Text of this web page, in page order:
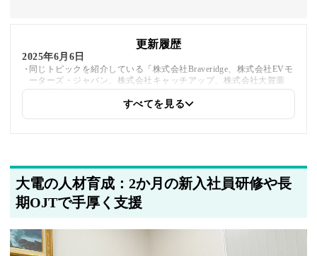
更新履歴
2025年6月6日
同じトピックを紹介している「株式会社Braveridge、株式会社EVモ
ーターズ・ジャパン、株式会社キャッチアップ、株式会社大賀薬
局、宗像市役所」への内部リンクを追加しました
すべてを見る
大電の人材育成：2か月の新入社員研修や長
期OJTで手厚く支援